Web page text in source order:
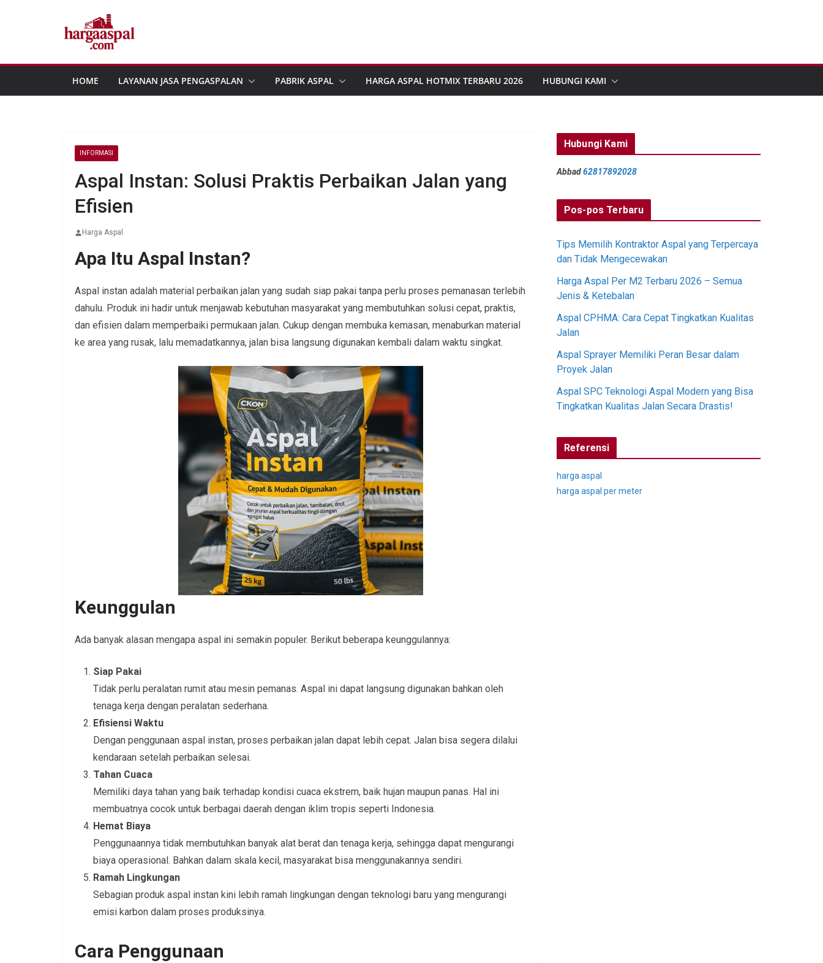
HOME LAYANAN JASA PENGASPALAN PABRIK ASPAL HARGA ASPAL HOTMIX TERBARU 2026 HUBUNGI KAMI
INFORMASI
Aspal Instan: Solusi Praktis Perbaikan Jalan yang
Efisien
Harga Aspal
Apa Itu Aspal Instan?
Aspal instan adalah material perbaikan jalan yang sudah siap pakai tanpa perlu proses pemanasan terlebih
dahulu. Produk ini hadir untuk menjawab kebutuhan masyarakat yang membutuhkan solusi cepat, praktis,
dan efisien dalam memperbaiki permukaan jalan. Cukup dengan membuka kemasan, menaburkan material
ke area yang rusak, lalu memadatkannya, jalan bisa langsung digunakan kembali dalam waktu singkat.
Keunggulan
Ada banyak alasan mengapa aspal ini semakin populer. Berikut beberapa keunggulannya:
Siap Pakai
Tidak perlu peralatan rumit atau mesin pemanas. Aspal ini dapat langsung digunakan bahkan oleh
tenaga kerja dengan peralatan sederhana.
Efisiensi Waktu
Dengan penggunaan aspal instan, proses perbaikan jalan dapat lebih cepat. Jalan bisa segera dilalui
kendaraan setelah perbaikan selesai.
Tahan Cuaca
Memiliki daya tahan yang baik terhadap kondisi cuaca ekstrem, baik hujan maupun panas. Hal ini
membuatnya cocok untuk berbagai daerah dengan iklim tropis seperti Indonesia.
Hemat Biaya
Penggunaannya tidak membutuhkan banyak alat berat dan tenaga kerja, sehingga dapat mengurangi
biaya operasional. Bahkan dalam skala kecil, masyarakat bisa menggunakannya sendiri.
Ramah Lingkungan
Sebagian produk aspal instan kini lebih ramah lingkungan dengan teknologi baru yang mengurangi
emisi karbon dalam proses produksinya.
Cara Penggunaan
Hubungi Kami
Abbad62817892028
Pos-pos Terbaru
Tips Memilih Kontraktor Aspal yang Terpercaya
dan Tidak Mengecewakan
Harga Aspal Per M2 Terbaru 2026 – Semua
Jenis & Ketebalan
Aspal CPHMA: Cara Cepat Tingkatkan Kualitas
Jalan
Aspal Sprayer Memiliki Peran Besar dalam
Proyek Jalan
Aspal SPC Teknologi Aspal Modern yang Bisa
Tingkatkan Kualitas Jalan Secara Drastis!
Referensi
harga aspal
harga aspal per meter